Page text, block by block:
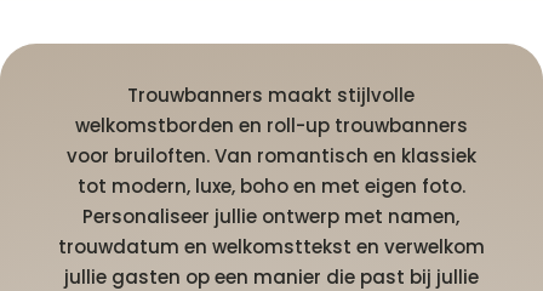
Trouwbanners maakt stijlvolle
welkomstborden en roll-up trouwbanners
voor bruiloften. Van romantisch en klassiek
tot modern, luxe, boho en met eigen foto.
Personaliseer jullie ontwerp met namen,
trouwdatum en welkomsttekst en verwelkom
jullie gasten op een manier die past bij jullie